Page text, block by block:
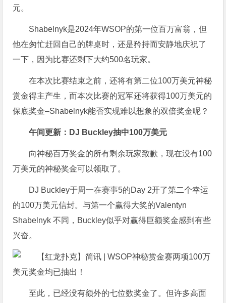
元。
Shabelnyk是2024年WSOP的第一位百万富翁，但
他在匆忙赶回自己的牌桌时，还是矜持而安静地庆祝了
一下，因为比赛还剩下大约500名玩家。
在本次比赛结束之前，还将有第二位100万美元神秘
赏金得主产生，而本次比赛的冠军还将获得100万美元的
保底奖金–Shabelnyk能否实现难以想象的双倍奖金呢？
午间更新：DJ Buckley抽中100万美元
向神秘百万奖金的所有剩余玩家致歉，现在没有100
万美元的神秘奖金可以领取了。
DJ Buckley于周一在赛事5的Day 2开了第二个幸运
的100万美元信封。与第一个赢得大奖的Valentyn
Shabelnyk 不同，Buckley似乎对赢得巨额奖金感到有些
兴奋。
至此，已经没有额外的七位数奖金了。但许多高面